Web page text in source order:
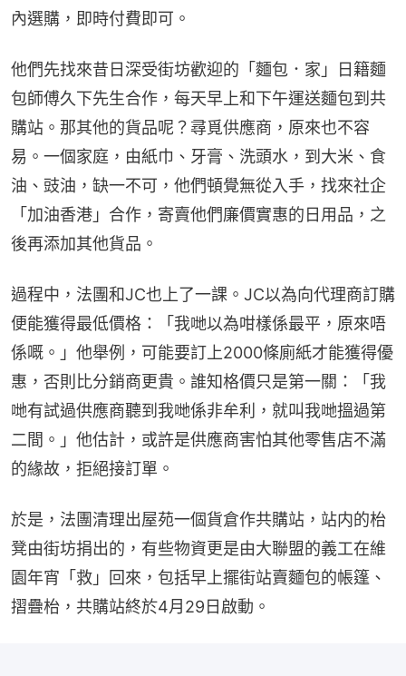
內選購，即時付費即可。
他們先找來昔日深受街坊歡迎的「麵包．家」日籍麵
包師傅久下先生合作，每天早上和下午運送麵包到共
購站。那其他的貨品呢？尋覓供應商，原來也不容
易。一個家庭，由紙巾、牙膏、洗頭水，到大米、食
油、豉油，缺一不可，他們頓覺無從入手，找來社企
「加油香港」合作，寄賣他們廉價實惠的日用品，之
後再添加其他貨品。
過程中，法團和JC也上了一課。JC以為向代理商訂購
便能獲得最低價格：「我哋以為咁樣係最平，原來唔
係嘅。」他舉例，可能要訂上2000條廁紙才能獲得優
惠，否則比分銷商更貴。誰知格價只是第一關：「我
哋有試過供應商聽到我哋係非牟利，就叫我哋搵過第
二間。」他估計，或許是供應商害怕其他零售店不滿
的緣故，拒絕接訂單。
於是，法團清理出屋苑一個貨倉作共購站，站内的枱
凳由街坊捐出的，有些物資更是由大聯盟的義工在維
園年宵「救」回來，包括早上擺街站賣麵包的帳篷、
摺疊枱，共購站終於4月29日啟動。